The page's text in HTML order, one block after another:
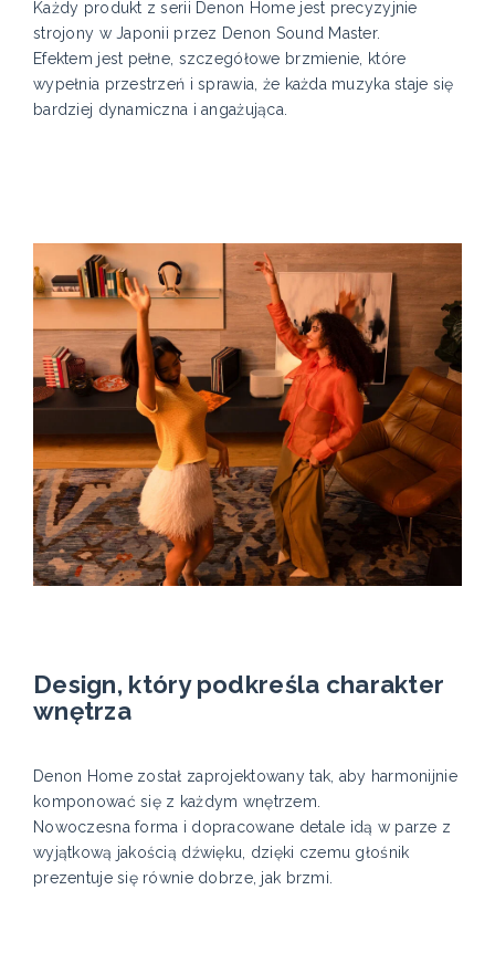
Każdy produkt z serii Denon Home jest precyzyjnie
strojony w Japonii przez Denon Sound Master.
Efektem jest pełne, szczegółowe brzmienie, które
wypełnia przestrzeń i sprawia, że każda muzyka staje się
bardziej dynamiczna i angażująca.
Design, który podkreśla charakter
wnętrza
Denon Home został zaprojektowany tak, aby harmonijnie
komponować się z każdym wnętrzem.
Nowoczesna forma i dopracowane detale idą w parze z
wyjątkową jakością dźwięku, dzięki czemu głośnik
prezentuje się równie dobrze, jak brzmi.